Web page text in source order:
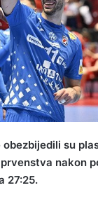
su
nakon
27:25.